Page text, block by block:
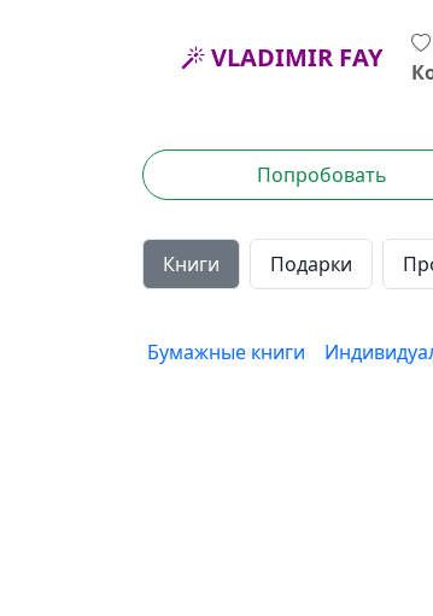
VLADIMIR FAY
Попробовать
Книги Подарки
Бумажные книги